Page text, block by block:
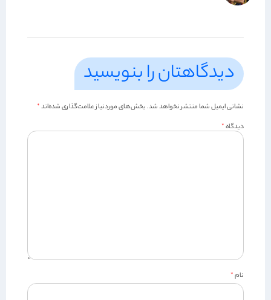
دیدگاهتان را بنویسید
نشانی ایمیل شما منتشر نخواهد شد.بخش‌های موردنیاز علامت‌گذاری شده‌اند*
دیدگاه*
نام*